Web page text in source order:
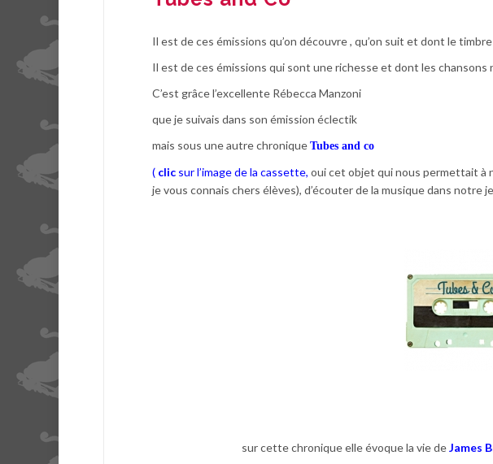
Il est de ces émissions qu’on découvre , qu’on suit et dont le
Il est de ces émissions qui sont une richesse et dont les
C’est grâce l’excellente Rébecca Manzoni
que je suivais dans son émission éclectik
mais sous une autre chronique Tubes and co
( clic sur l’image de la cassette, oui cet objet qui nous permettait à
je vous connais chers élèves), d’écouter de la musique dans notre
sur cette chronique elle évoque la vie deJames